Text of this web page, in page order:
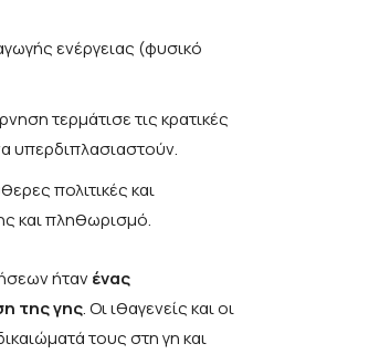
ενέργειας (φυσικό
τερμάτισε τις κρατικές
υπερδιπλασιαστούν.
πολιτικές και
και πληθωρισμό.
ήτανένας
της γης. Οι ιθαγενείς και οι
τους στη γη και